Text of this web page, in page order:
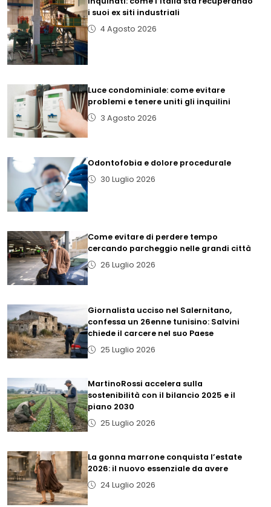
i suoi ex siti industriali
4 Agosto 2026
Luce condominiale: come evitare
problemi e tenere uniti gli inquilini
3 Agosto 2026
Odontofobia e dolore procedurale
30 Luglio 2026
Come evitare di perdere tempo
cercando parcheggio nelle grandi città
26 Luglio 2026
Giornalista ucciso nel Salernitano,
confessa un 26enne tunisino: Salvini
chiede il carcere nel suo Paese
25 Luglio 2026
MartinoRossi accelera sulla
sostenibilità con il bilancio 2025 e il
piano 2030
25 Luglio 2026
La gonna marrone conquista l’estate
2026: il nuovo essenziale da avere
24 Luglio 2026